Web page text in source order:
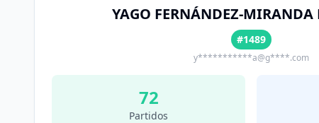
YAGO FERNÁNDEZ-
#1489
y***********a@g****.com
72
Partidos